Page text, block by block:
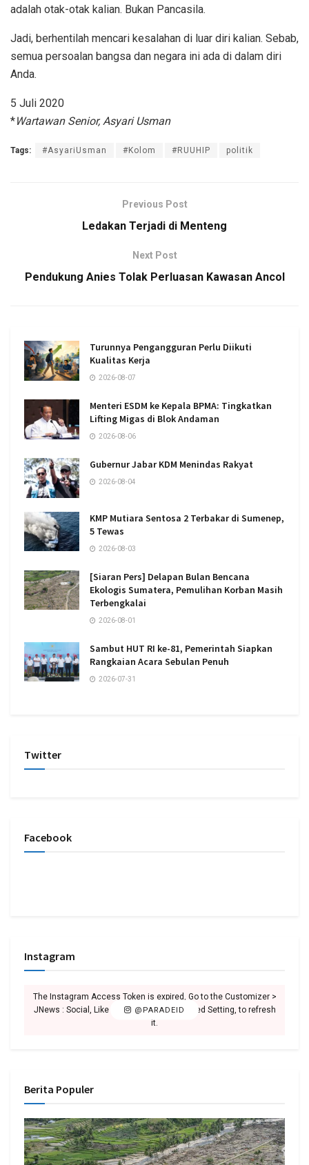
adalah otak-otak kalian. Bukan Pancasila.
Jadi, berhentilah mencari kesalahan di luar diri kalian. Sebab,
semua persoalan bangsa dan negara ini ada di dalam diri
Anda.
5 Juli 2020
*Wartawan Senior, Asyari Usman
Tags: #AsyariUsman #Kolom #RUUHIP politik
Previous Post
Ledakan Terjadi di Menteng
Next Post
Pendukung Anies Tolak Perluasan Kawasan Ancol
Turunnya Pengangguran Perlu Diikuti
Kualitas Kerja
2026-08-07
Menteri ESDM ke Kepala BPMA: Tingkatkan
Lifting Migas di Blok Andaman
2026-08-06
Gubernur Jabar KDM Menindas Rakyat
2026-08-04
KMP Mutiara Sentosa 2 Terbakar di Sumenep,
5 Tewas
2026-08-03
[Siaran Pers] Delapan Bulan Bencana
Ekologis Sumatera, Pemulihan Korban Masih
Terbengkalai
2026-08-01
Sambut HUT RI ke-81, Pemerintah Siapkan
Rangkaian Acara Sebulan Penuh
2026-07-31
Twitter
Facebook
Instagram
@PARADEID
The Instagram Access Token is expired, Go to the Customizer >
JNews : Social, Like & View > Instagram Feed Setting, to refresh
it.
Berita Populer